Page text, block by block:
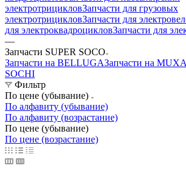
электротрицикловЗапчасти для грузовых
электротрицикловЗапчасти для
для электроквадроцикловЗапчасти для
—
Запчасти SUPER SOCO
Запчасти на BELLUGAЗапчасти на MUXA
SOCHI
Фильтр
По цене (убывание)
По алфавиту (убывание)
По алфавиту (возрастание)
По цене (убывание)
По цене (возрастание)